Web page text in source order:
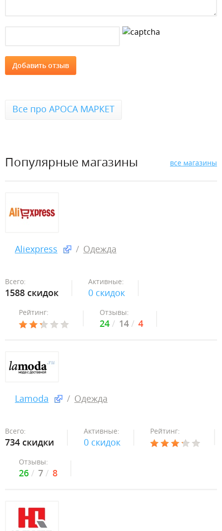
Все про АРОСА МАРКЕТ
Популярные магазины все магазины
Aliexpress Одежда
Всего:
1588 скидок
Активные:
0 скидок
Рейтинг: Отзывы:
24 14 4
Lamoda Одежда
Всего:
734 скидки
Активные:
0 скидок
Рейтинг:
Отзывы:
26 7 8